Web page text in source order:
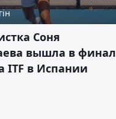
Соня
вышла в финал
ITF в Испании